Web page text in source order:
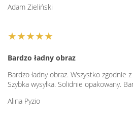
Adam Zieliński
★★★★★
Bardzo ładny obraz
Bardzo ładny obraz. Wszystko zgodnie
Szybka wysyłka. Solidnie opakowany.
Alina Pyzio